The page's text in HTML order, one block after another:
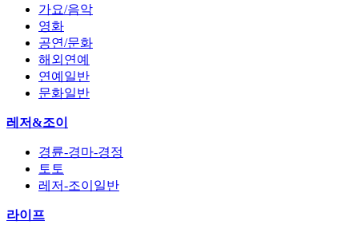
가요/음악
영화
공연/문화
해외연예
연예일반
문화일반
레저&조이
경륜-경마-경정
토토
레저-조이일반
라이프